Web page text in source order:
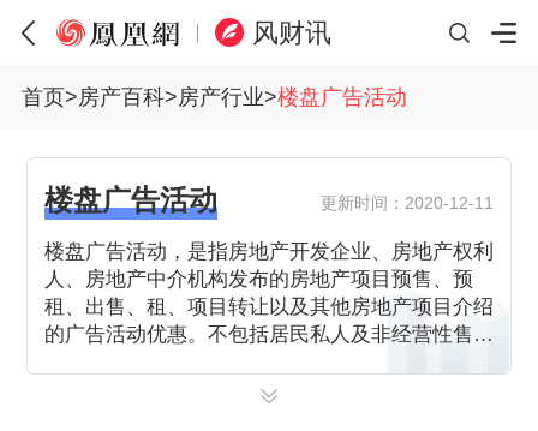
风财讯
首页>房产百科>房产行业>楼盘广告活动
楼盘广告活动 更新时间：2020-12-11
楼盘广告活动，是指房地产开发企业、房地产权利
人、房地产中介机构发布的房地产项目预售、预
租、出售、租、项目转让以及其他房地产项目介绍
的广告活动优惠。不包括居民私人及非经营性售